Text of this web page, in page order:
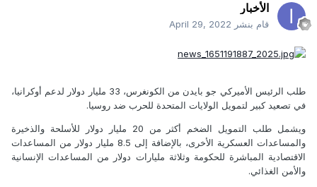
الأخبار
قام بنشر April 29, 2022
طلب الرئيس الأميركي جو بايدن من الكونغرس، 33 مليار دولار لدعم أوكرانيا،
في تصعيد كبير لتمويل الولايات المتحدة للحرب ضد روسيا.
ويشمل طلب التمويل الضخم أكثر من 20 مليار دولار للأسلحة والذخيرة
والمساعدات العسكرية الأخرى، بالإضافة إلى 8.5 مليار دولار من المساعدات
الاقتصادية المباشرة للحكومة وثلاثة مليارات دولار من المساعدات الإنسانية
والأمن الغذائي.